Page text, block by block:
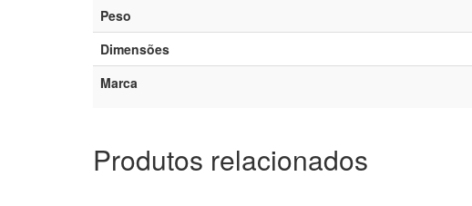
Peso
Dimensões
Marca
Produtos relacionados